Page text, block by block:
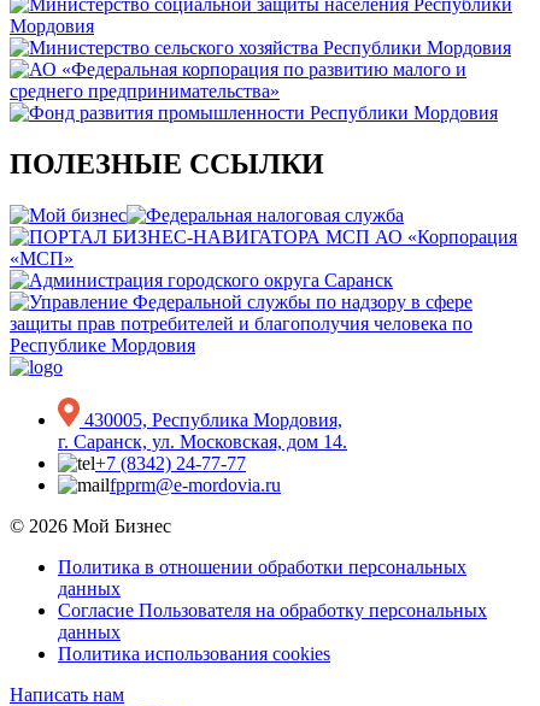
ПОЛЕЗНЫЕ ССЫЛКИ
430005, Республика Мордовия,
г. Саранск, ул. Московская, дом 14.
+7 (8342) 24-77-77
fpprm@e-mordovia.ru
© 2026 Мой Бизнес
Политика в отношении обработки персональных
данных
Согласие Пользователя на обработку персональных
данных
Политика использования cookies
Написать нам